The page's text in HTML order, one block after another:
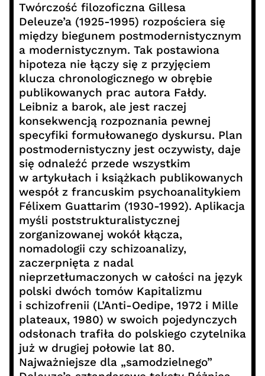
Twórczość filozoficzna Gillesa
Deleuze’a (1925-1995) rozpościera się
między biegunem postmodernistycznym
a modernistycznym. Tak postawiona
hipoteza nie łączy się z przyjęciem
klucza chronologicznego w obrębie
publikowanych prac autora Fałdy.
Leibniz a barok, ale jest raczej
konsekwencją rozpoznania pewnej
specyfiki formułowanego dyskursu. Plan
postmodernistyczny jest oczywisty, daje
się odnaleźć przede wszystkim
w artykułach i książkach publikowanych
wespół z francuskim psychoanalitykiem
Félixem Guattarim (1930-1992). Aplikacja
myśli poststrukturalistycznej
zorganizowanej wokół kłącza,
nomadologii czy schizoanalizy,
zaczerpnięta z nadal
nieprzetłumaczonych w całości na język
polski dwóch tomów Kapitalizmu
i schizofrenii (L’Anti-Oedipe, 1972 i Mille
plateaux, 1980) w swoich pojedynczych
odsłonach trafiła do polskiego czytelnika
już w drugiej połowie lat 80.
Najważniejsze dla „samodzielnego”